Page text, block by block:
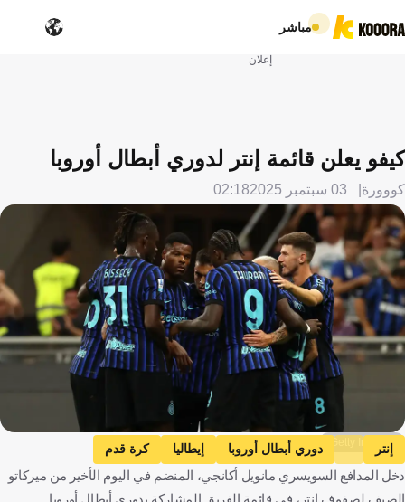
مباشر
إعلان
كيفو يعلن قائمة إنتر لدوري أبطال أوروبا
كووورة 03 سبتمبر 2025 02:18
Getty Images
إنتر دوري أبطال أوروبا إيطاليا كرة قدم
دخل المدافع السويسري مانويل أكانجي، المنضم في اليوم الأخير من ميركاتو
الصيف لصفوف إنتر، في قائمة الفريق المشاركة بدوري أبطال أوروبا.